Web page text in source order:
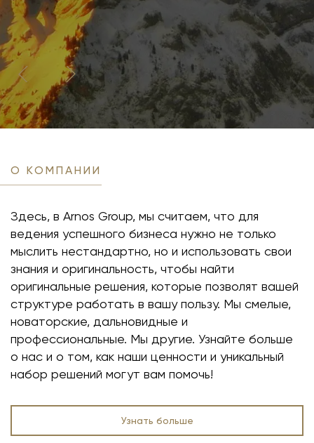
О КОМПАНИИ
Здесь, в Arnos Group, мы считаем, что для
ведения успешного бизнеса нужно не только
мыслить нестандартно, но и использовать свои
знания и оригинальность, чтобы найти
оригинальные решения, которые позволят вашей
структуре работать в вашу пользу. Мы смелые,
новаторские, дальновидные и
профессиональные. Мы другие. Узнайте больше
о нас и о том, как наши ценности и уникальный
набор решений могут вам помочь!
Узнать больше